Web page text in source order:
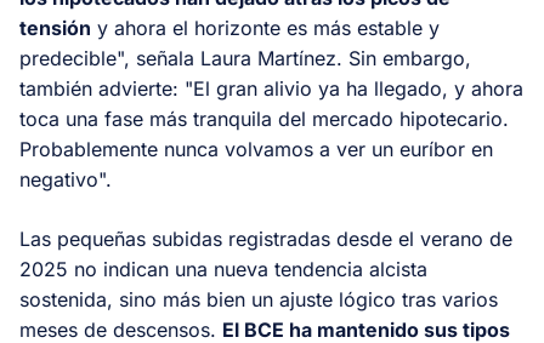
tensión y ahora el horizonte es más estable y
predecible", señala Laura Martínez. Sin embargo,
también advierte: "El gran alivio ya ha llegado, y ahora
toca una fase más tranquila del mercado hipotecario.
Probablemente nunca volvamos a ver un euríbor en
negativo".
Las pequeñas subidas registradas desde el verano de
2025 no indican una nueva tendencia alcista
sostenida, sino más bien un ajuste lógico tras varios
meses de descensos. El BCE ha mantenido sus tipos